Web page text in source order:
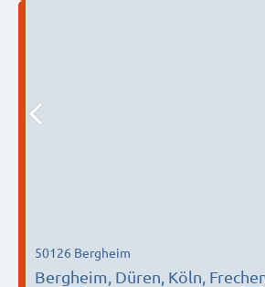
Bergheim, Düren, Köln,
50126 Bergheim